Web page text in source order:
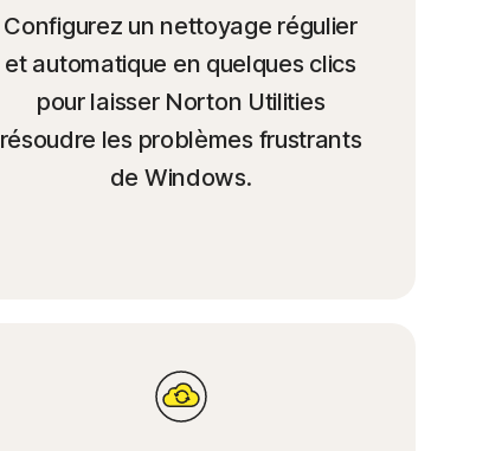
Configurez un nettoyage régulier
et automatique en quelques clics
pour laisser Norton Utilities
résoudre les problèmes frustrants
de Windows.